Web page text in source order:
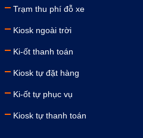
Trạm thu phí đỗ xe
Kiosk ngoài trời
Ki-ốt thanh toán
Kiosk tự đặt hàng
Ki-ốt tự phục vụ
Kiosk tự thanh toán